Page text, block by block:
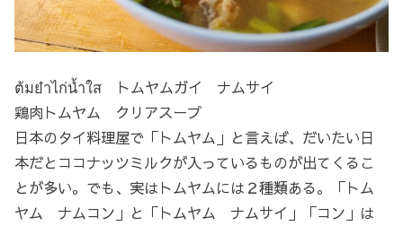
ต้มยำไก่น้ำใส トムヤムガイ ナムサイ
鶏肉トムヤム クリアスープ
日本のタイ料理屋で「トムヤム」と言えば、だいたい日
本だとココナッツミルクが入っているものが出てくるこ
とが多い。でも、実はトムヤムには２種類ある。「トム
ヤム ナムコン」と「トムヤム ナムサイ」「コン」は